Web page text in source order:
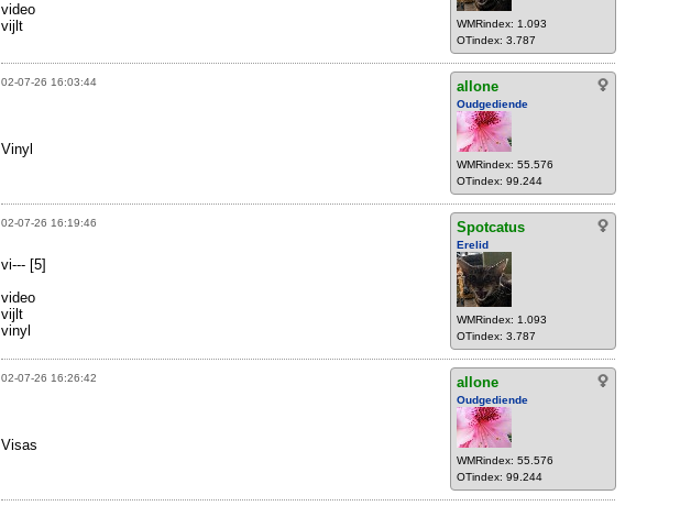
WMRindex: 1.093
OTindex: 3.787
video
vijlt
02-07-26 16:03:44 allone
Oudgediende
WMRindex: 55.576
OTindex: 99.244
Vinyl
02-07-26 16:19:46 Spotcatus
Erelid
WMRindex: 1.093
OTindex: 3.787
vi--- [5]
video
vijlt
vinyl
02-07-26 16:26:42 allone
Oudgediende
WMRindex: 55.576
OTindex: 99.244
Visas